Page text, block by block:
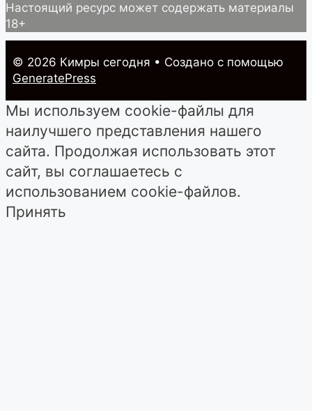
Настоящий ресурс может содержать материалы
18+
© 2026 Кимры cегодня • Создано с помощью
GeneratePress
Мы используем cookie-файлы для
наилучшего представления нашего
сайта. Продолжая использовать этот
сайт, вы соглашаетесь с
использованием cookie-файлов.
Принять